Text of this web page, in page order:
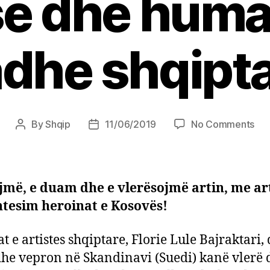
dhe
PostByShqip
Post11/06/2019 No Commentson
nga
e duam dhe e vlerësojmë artin, me
heroinat e Kosovës!
e artistes shqiptare, Florie Lule Bajraktari,
vepron në Skandinavi (Suedi) kanë vlerë